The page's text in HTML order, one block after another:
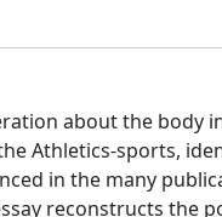
about the body
Athletics-sports,
in the many
reconstructs the